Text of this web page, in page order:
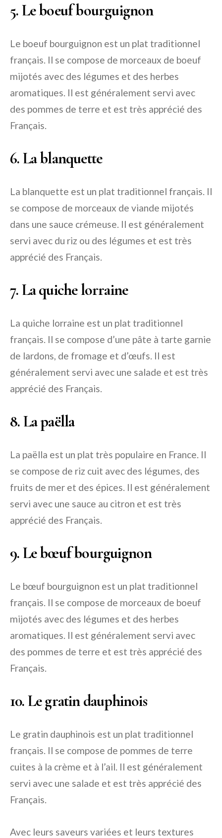
5. Le boeuf bourguignon
Le boeuf bourguignon est un plat traditionnel
français. Il se compose de morceaux de boeuf
mijotés avec des légumes et des herbes
aromatiques. Il est généralement servi avec
des pommes de terre et est très apprécié des
Français.
6. La blanquette
La blanquette est un plat traditionnel français. Il
se compose de morceaux de viande mijotés
dans une sauce crémeuse. Il est généralement
servi avec du riz ou des légumes et est très
apprécié des Français.
7. La quiche lorraine
La quiche lorraine est un plat traditionnel
français. Il se compose d’une pâte à tarte garnie
de lardons, de fromage et d’œufs. Il est
généralement servi avec une salade et est très
apprécié des Français.
8. La paëlla
La paëlla est un plat très populaire en France. Il
se compose de riz cuit avec des légumes, des
fruits de mer et des épices. Il est généralement
servi avec une sauce au citron et est très
apprécié des Français.
9. Le bœuf bourguignon
Le bœuf bourguignon est un plat traditionnel
français. Il se compose de morceaux de boeuf
mijotés avec des légumes et des herbes
aromatiques. Il est généralement servi avec
des pommes de terre et est très apprécié des
Français.
10. Le gratin dauphinois
Le gratin dauphinois est un plat traditionnel
français. Il se compose de pommes de terre
cuites à la crème et à l’ail. Il est généralement
servi avec une salade et est très apprécié des
Français.
Avec leurs saveurs variées et leurs textures